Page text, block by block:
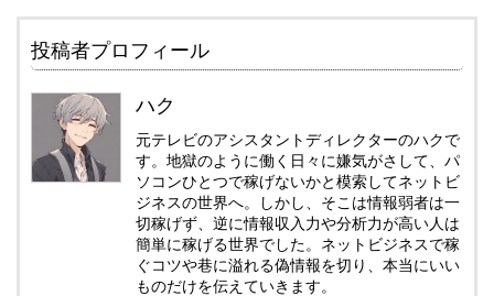
投稿者プロフィール
ハク
元テレビのアシスタントディレクターのハクで
す。地獄のように働く日々に嫌気がさして、パ
ソコンひとつで稼げないかと模索してネットビ
ジネスの世界へ。しかし、そこは情報弱者は一
切稼げず、逆に情報収入力や分析力が高い人は
簡単に稼げる世界でした。ネットビジネスで稼
ぐコツや巷に溢れる偽情報を切り、本当にいい
ものだけを伝えていきます。